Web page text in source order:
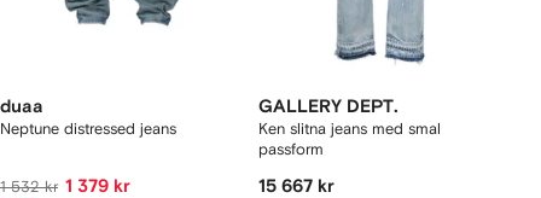
duaa
Neptune distressed jeans
1 532 kr 1 379 kr
GALLERY DEPT.
Ken slitna jeans med smal
passform
15 667 kr